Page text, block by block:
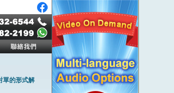
單的形式解